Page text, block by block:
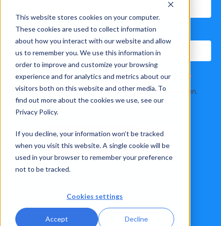
This website stores cookies on your computer.
These cookies are used to collect information
about how you interact with our website and allow
us to remember you. We use this information in
order to improve and customize your browsing
experience and for analytics and metrics about our
visitors both on this website and other media. To
find out more about the cookies we use, see our
Privacy Policy.
If you decline, your information won’t be tracked
when you visit this website. A single cookie will be
used in your browser to remember your preference
not to be tracked.
Cookies settings
Accept Decline
Email*
Ich stimme zu, Benachrichtigungen von Xelon AG zu erhalten. *
Sie können diese Benachrichtigungen jederzeit abbestellen.
Weitere Informationen finden Sie in unserer
Datenschutzrichtlinie.
© Xelon AG, 2026. All rights reserved.